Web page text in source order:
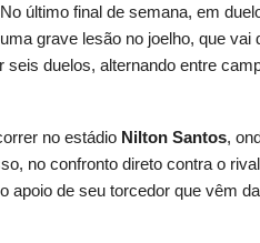
último final de semana, em
grave lesão no joelho, que vai
duelos, alternando entre
no estádio Nilton Santos,
no confronto direto contra o
apoio de seu torcedor que vêm